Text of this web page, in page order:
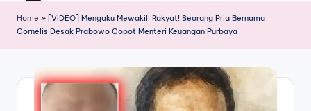
r
n
a
Home » [VIDEO] Mengaku Mewakili Rakyat! Seorang Pria Bernama
Cornelis Desak Prabowo Copot Menteri Keuangan Purbaya